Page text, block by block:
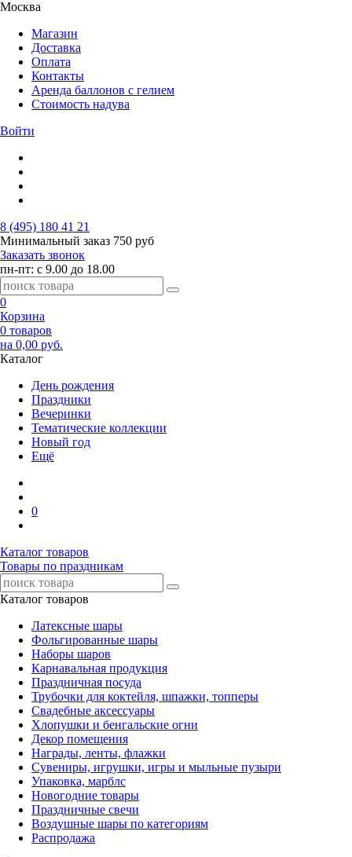
Москва
Магазин
Доставка
Оплата
Контакты
Аренда баллонов с гелием
Стоимость надува
Войти
8 (495) 180 41 21
Минимальный заказ 750 руб
Заказать звонок
пн-пт: с 9.00 до 18.00
0
Корзина
0 товаров
на 0,00 руб.
Каталог
День рождения
Праздники
Вечеринки
Тематические коллекции
Новый год
Ещё
0
Каталог товаров
Товары по праздникам
Каталог товаров
Латексные шары
Фольгированные шары
Наборы шаров
Карнавальная продукция
Праздничная посуда
Трубочки для коктейля, шпажки, топперы
Свадебные аксессуары
Хлопушки и бенгальские огни
Декор помещения
Награды, ленты, флажки
Сувениры, игрушки, игры и мыльные пузыри
Упаковка, марблс
Новогодние товары
Праздничные свечи
Воздушные шары по категориям
Распродажа